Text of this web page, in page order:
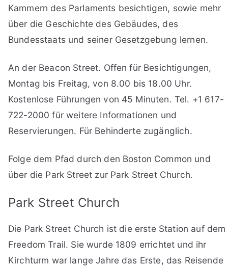
Kammern des Parlaments besichtigen, sowie mehr
über die Geschichte des Gebäudes, des
Bundesstaats und seiner Gesetzgebung lernen.
An der Beacon Street. Offen für Besichtigungen,
Montag bis Freitag, von 8.00 bis 18.00 Uhr.
Kostenlose Führungen von 45 Minuten. Tel. +1 617-
722-2000 für weitere Informationen und
Reservierungen. Für Behinderte zugänglich.
Folge dem Pfad durch den Boston Common und
über die Park Street zur Park Street Church.
Park Street Church
Die Park Street Church ist die erste Station auf dem
Freedom Trail. Sie wurde 1809 errichtet und ihr
Kirchturm war lange Jahre das Erste, das Reisende